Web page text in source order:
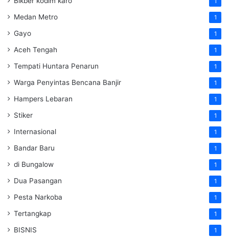
Medan Metro 1
Gayo 1
Aceh Tengah 1
Tempati Huntara Penarun 1
Warga Penyintas Bencana Banjir 1
Hampers Lebaran 1
Stiker 1
Internasional 1
Bandar Baru 1
di Bungalow 1
Dua Pasangan 1
Pesta Narkoba 1
Tertangkap 1
BISNIS 1